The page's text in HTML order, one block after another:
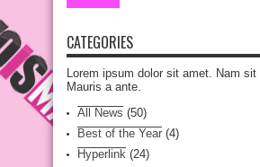
CATEGORIES
Lorem ipsum dolor sit amet. Nam sit
Mauris a ante.
All News (50)
Best of the Year (4)
Hyperlink (24)